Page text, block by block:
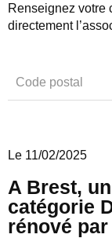
Renseignez votre
directement
Le 11/02/2025
A Brest,
catégorie
rénové